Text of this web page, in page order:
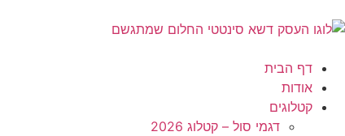
דף הבית
אודות
קטלוגים
דגמי סול – קטלוג 2026